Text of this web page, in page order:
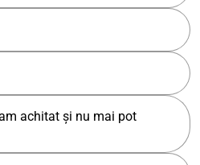
achitat și nu mai pot